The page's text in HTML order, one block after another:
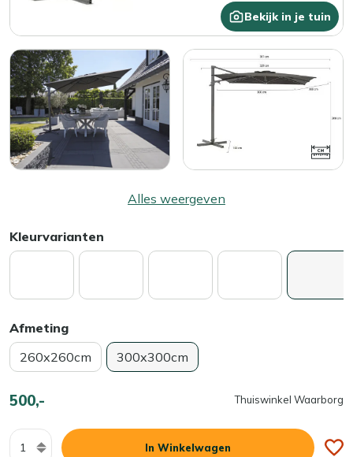
Bekijk in je tuin
Alles weergeven
Kleurvarianten
Afmeting
260x260cm
300x300cm
500,- Thuiswinkel Waarborg
Aantal
In Winkelwagen